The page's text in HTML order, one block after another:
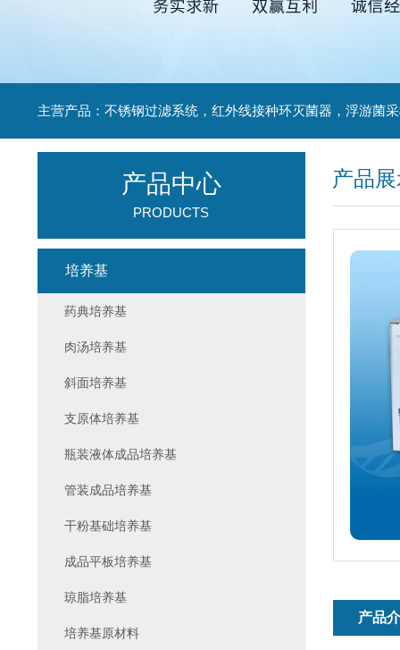
产品
产品
产品中心
PRODUCTS
培养基
药典培养基
肉汤培养基
斜面培养基
支原体培养基
瓶装液体成品培养基
管装成品培养基
干粉基础培养基
成品平板培养基
琼脂培养基
培养基原材料